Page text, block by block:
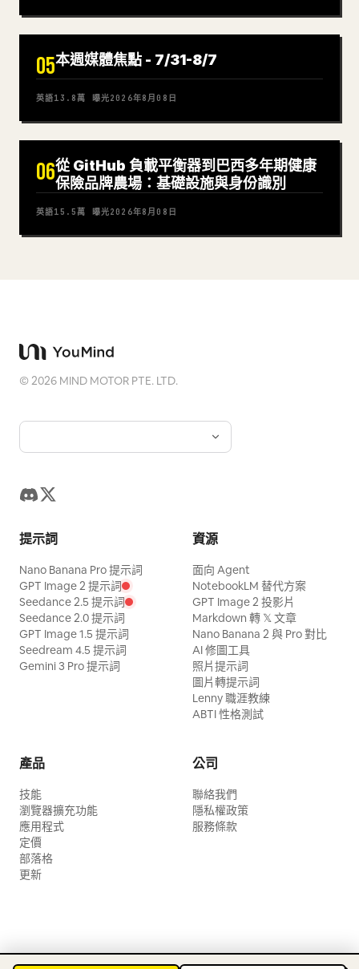
05本週媒體焦點 - 7/31-8/7
英語13.8萬 曝光2026年8月08日
06從 GitHub 負載平衡器到巴西多年期健康
保險品牌農場：基礎設施與身份識別
英語15.5萬 曝光2026年8月08日
©2026 MIND MOTOR PTE. LTD.
提示詞
Nano Banana Pro 提示詞
GPT Image 2 提示詞
Seedance 2.5 提示詞
Seedance 2.0 提示詞
GPT Image 1.5 提示詞
Seedream 4.5 提示詞
Gemini 3 Pro 提示詞
資源
面向 Agent
NotebookLM 替代方案
GPT Image 2 投影片
Markdown 轉 𝕏 文章
Nano Banana 2 與 Pro 對比
AI 修圖工具
照片提示詞
圖片轉提示詞
Lenny 職涯教練
ABTI 性格測試
產品
技能
瀏覽器擴充功能
應用程式
定價
部落格
更新
公司
聯絡我們
隱私權政策
服務條款